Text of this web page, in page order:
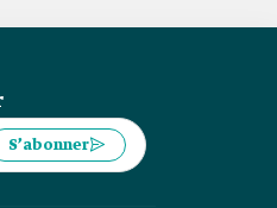
S’abonner